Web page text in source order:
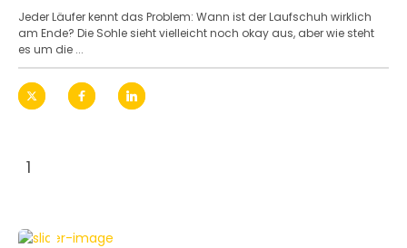
Jeder Läufer kennt das Problem: Wann ist der Laufschuh wirklich
am Ende? Die Sohle sieht vielleicht noch okay aus, aber wie steht
es um die ...
1